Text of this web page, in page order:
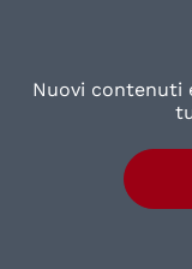
Nuovi contenuti